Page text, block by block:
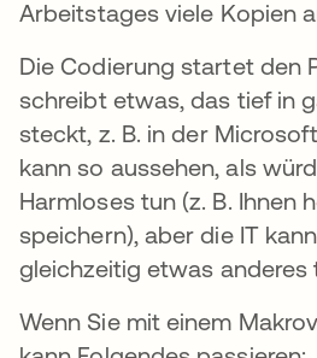
Arbeitstages viele Kopien
Die Codierung startet den
schreibt etwas, das tief in
steckt, z. B. in der
kann so aussehen, als
Harmloses tun (z. B. Ihnen
speichern), aber die IT
gleichzeitig etwas anderes
Wenn Sie mit einem